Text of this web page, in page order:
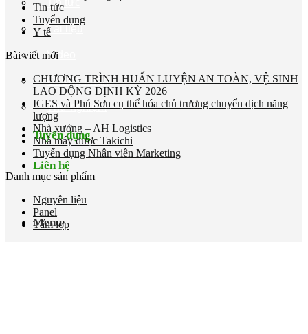
Tin tức
Tài liệu
Video
Chứng nhận
Thử nghiệm
Tuyển dụng
Liên hệ
Menu
Tin tức
Tuyển dụng
Y tế
Bài viết mới
CHƯƠNG TRÌNH HUẤN LUYỆN AN TOÀN, VỆ SINH
LAO ĐỘNG ĐỊNH KỲ 2026
IGES và Phú Sơn cụ thể hóa chủ trương chuyển dịch năng
lượng
Nhà xưởng – AH Logistics
Nhà máy dược Takichi
Tuyển dụng Nhân viên Marketing
Danh mục sản phẩm
Nguyên liệu
Panel
Tấm lợp